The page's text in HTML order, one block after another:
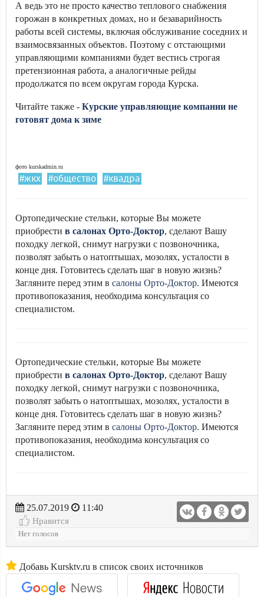
А ведь это не просто качество теплового снабжения
горожан в конкретных домах, но и безаварийность
работы всей системы, включая обслуживание соседних и
взаимосвязанных объектов. Поэтому с отстающими
управляющими компаниями будет вестись строгая
претензионная работа, а аналогичные рейды
продолжатся по всем округам города Курска.
Читайте также - Курские управляющие компании не
готовят дома к зиме
фото kurskadmin.ru
#жкх #общество #квадра
Ортопедические стельки, которые Вы можете
приобрести в салонах Орто-Доктор, сделают Вашу
походку легкой, снимут нагрузки с позвоночника,
позволят забыть о натоптышах, мозолях, усталости в
конце дня. Готовитесь сделать шаг в новую жизнь?
Загляните перед этим в салоны Орто-Доктор. Имеются
противопоказания, необходима консультация со
специалистом.
Ортопедические стельки, которые Вы можете
приобрести в салонах Орто-Доктор, сделают Вашу
походку легкой, снимут нагрузки с позвоночника,
позволят забыть о натоптышах, мозолях, усталости в
конце дня. Готовитесь сделать шаг в новую жизнь?
Загляните перед этим в салоны Орто-Доктор. Имеются
противопоказания, необходима консультация со
специалистом.
25.07.2019
11:40
Нравится
Нет голосов
Добавь Kursktv.ru в список своих источников